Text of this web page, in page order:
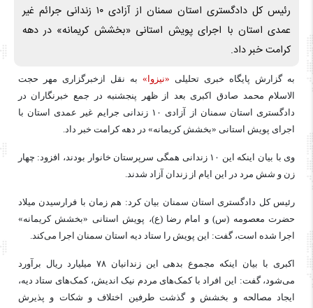
رئیس کل دادگستری استان سمنان از آزادی ۱۰ زندانی جرائم غیر
عمدی استان با اجرای پویش استانی «بخشش کریمانه» در دهه
کرامت خبر داد.
به گزارش پایگاه خبری تحلیلی «نیزوا» به نقل ازخبرگزاری مهر حجت
الاسلام محمد صادق اکبری بعد از ظهر پنجشنبه در جمع خبرنگاران در
دادگستری استان سمنان از آزادی ۱۰ زندانی جرایم غیر عمدی استان با
اجرای پویش استانی «بخشش کریمانه» در دهه کرامت خبر داد.
وی با بیان اینکه این ۱۰ زندانی همگی سرپرستان خانوار بودند، افزود: چهار
زن و شش مرد در این ایام از زندان آزاد شدند.
رئیس کل دادگستری استان سمنان بیان کرد: هم زمان با فرارسیدن میلاد
حضرت معصومه (س)و امام رضا (ع)، پویش استانی «بخشش کریمانه»
اجرا شده است، گفت: این پویش را ستاد دیه استان سمنان اجرا می‌کند.
اکبری با بیان اینکه مجموع بدهی این زندانیان ۷۸ میلیارد ریال برآورد
می‌شود، گفت: این افراد با کمک‌های مردم نیک
اندیش، کمک‌های ستاد دیه،
ایجاد مصالحه و بخشش و گذشت طرفین اختلاف و شکات و پذیرش